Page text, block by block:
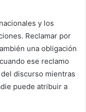
y los
Reclamar por
una obligación
ese reclamo
discurso mientras
puede atribuir a